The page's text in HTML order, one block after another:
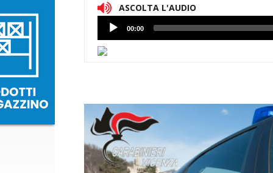
ASCOLTA L'AUDIO
Lettore
Audio
00:00